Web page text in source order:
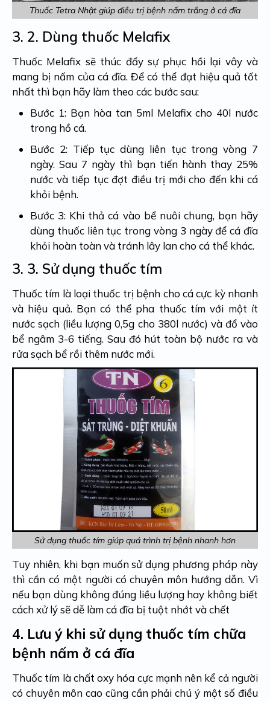
Thuốc Tetra Nhật giúp điều trị bệnh nấm trắng ở cá đĩa
3. 2. Dùng thuốc Melafix
Thuốc Melafix sẽ thúc đẩy sự phục hồi lại vây và
mang bị nấm của cá đĩa. Để có thể đạt hiệu quả tốt
nhất thì bạn hãy làm theo các bước sau:
Bước 1: Bạn hòa tan 5ml Melafix cho 40l nước
trong hồ cá.
Bước 2: Tiếp tục dùng liên tục trong vòng 7
ngày. Sau 7 ngày thì bạn tiến hành thay 25%
nước và tiếp tục đợt điều trị mới cho đến khi cá
khỏi bệnh.
Bước 3: Khi thả cá vào bể nuôi chung, bạn hãy
dùng thuốc liên tục trong vòng 3 ngày để cá đĩa
khỏi hoàn toàn và tránh lây lan cho cá thể khác.
3. 3. Sử dụng thuốc tím
Thuốc tím là loại thuốc trị bệnh cho cá cực kỳ nhanh
và hiệu quả. Bạn có thể pha thuốc tím với một ít
nước sạch (liều lượng 0,5g cho 380l nước) và đổ vào
bể ngâm 3-6 tiếng. Sau đó hút toàn bộ nước ra và
rửa sạch bể rồi thêm nước mới.
Sử dụng thuốc tím giúp quá trình trị bệnh nhanh hơn
Tuy nhiên, khi bạn muốn sử dụng phương pháp này
thì cần có một người có chuyên môn hướng dẫn. Vì
nếu bạn dùng không đúng liều lượng hay không biết
cách xử lý sẽ dễ làm cá đĩa bị tuột nhớt và chết
4. Lưu ý khi sử dụng thuốc tím chữa
bệnh nấm ở cá đĩa
Thuốc tím là chất oxy hóa cực mạnh nên kể cả người
có chuyên môn cao cũng cần phải chú ý một số điều